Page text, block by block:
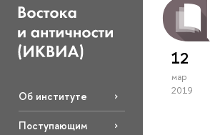
Об институте
Поступающим
12
мар
2019